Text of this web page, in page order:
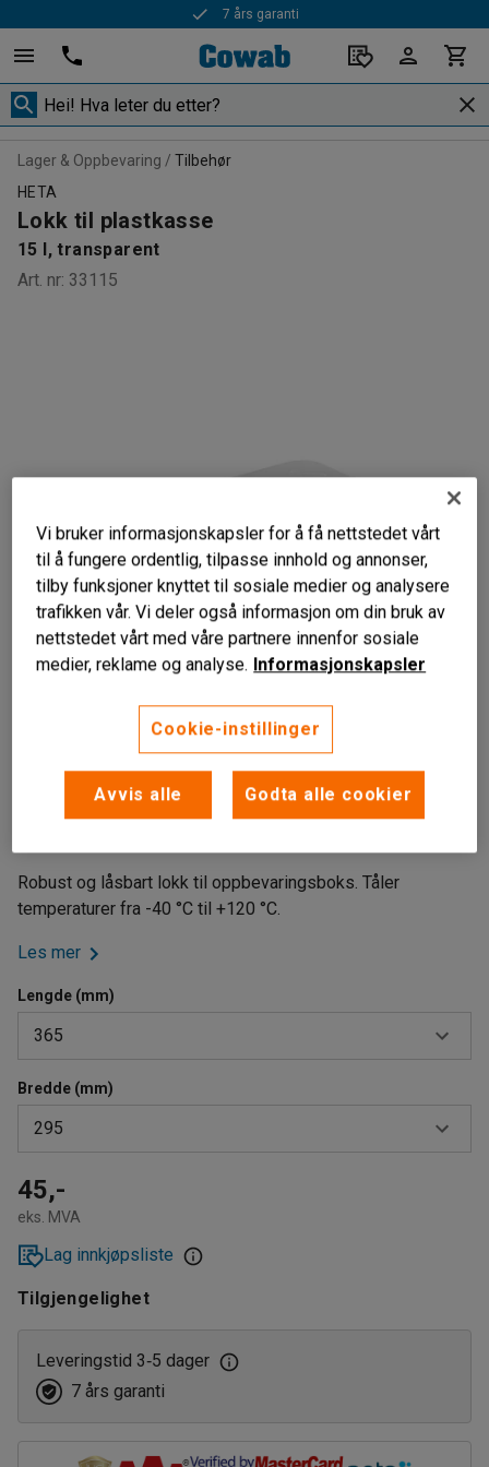
7 års garanti
Lager & Oppbevaring
Tilbehør
HETA
Lokk til plastkasse
15 l, transparent
Art. nr: 33115
Kan låses
Robust og låsbart lokk til oppbevaringsboks. Tåler
temperaturer fra -40 °C til +120 °C.
Les mer
Lengde (mm)
365
365
500
600
Bredde (mm)
295
295
365
400
45,-
eks. MVA
Lag innkjøpsliste
Tilgjengelighet
Leveringstid 3‑5 dager
7 års garanti
Vi bruker informasjonskapsler for å få nettstedet vårt
til å fungere ordentlig, tilpasse innhold og annonser,
tilby funksjoner knyttet til sosiale medier og analysere
trafikken vår. Vi deler også informasjon om din bruk av
nettstedet vårt med våre partnere innenfor sosiale
medier, reklame og analyse. Informasjonskapsler
Cookie-instillinger
Avvis alle Godta alle cookier